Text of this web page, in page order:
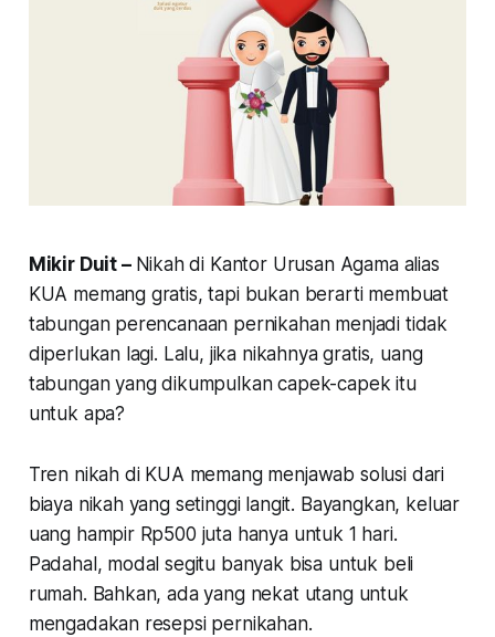
Mikir Duit – Nikah di Kantor Urusan Agama alias
KUA memang gratis, tapi bukan berarti membuat
tabungan perencanaan pernikahan menjadi tidak
diperlukan lagi. Lalu, jika nikahnya gratis, uang
tabungan yang dikumpulkan capek-capek itu
untuk apa?
Tren nikah di KUA memang menjawab solusi dari
biaya nikah yang setinggi langit. Bayangkan, keluar
uang hampir Rp500 juta hanya untuk 1 hari.
Padahal, modal segitu banyak bisa untuk beli
rumah. Bahkan, ada yang nekat utang untuk
mengadakan resepsi pernikahan.